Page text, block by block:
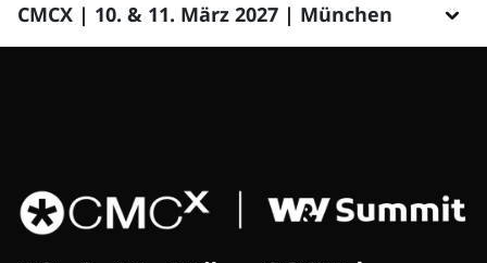
CMCX | 10. & 11. März 2027 | München